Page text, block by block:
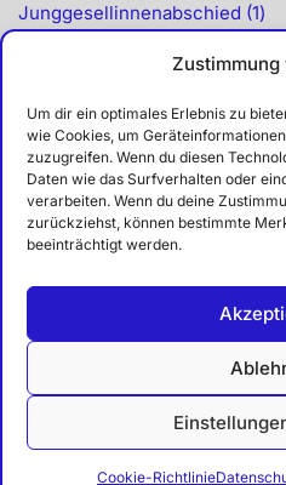
Um dir ein optimales Erlebnis zu
wie Cookies, um
zuzugreifen. Wenn du diesen
Daten wie das Surfverhalten oder
verarbeiten. Wenn du deine
zurückziehst, können bestimmte
beeinträchtigt werden.
Cookie-Richtlinie
Junggesellinnenabschied 1
Kimonos u. Morgenmäntel 1
Indianer 2
Karneval 7
Kostümzubehör 1
Piratenkostüme
Schnäppchen 11
sexy Kleider